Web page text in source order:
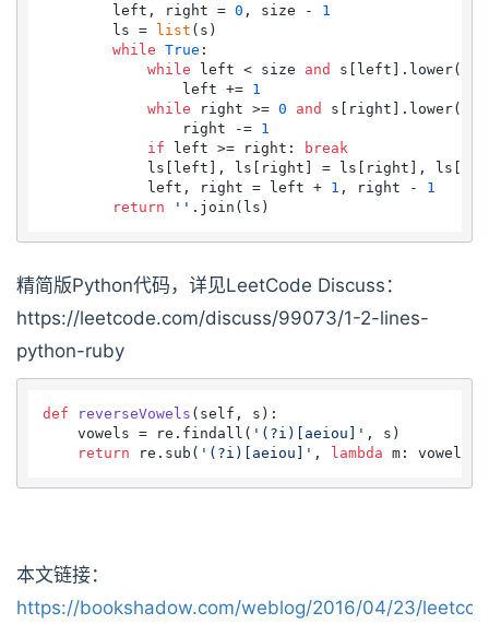
        left, right =
0 , size - 1
        ls =
list (s)
while True :
while left < size and s[left].lower()
                left +=
1
while right >= 0 and s[right].lower()
                right -=
1
if left >= right:
break
ls[left], ls[right] = ls[right],
            left, right = left +
1 , right - 1
return
''
精简版Python代码，详见LeetCode Discuss：
https://leetcode.com/discuss/99073/1-2-lines-
python-ruby
def reverseVowels ( self, s ):
    vowels = re.findall(
'(?i)[aeiou]' , s)
return re.sub( '(?i)[aeiou]' , lambda m:
本文链接：
https://bookshadow.com/weblog/2016/04/23/